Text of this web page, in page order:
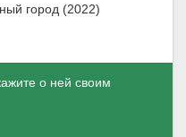
город (2022)
о ней своим